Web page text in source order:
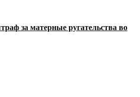
за матерные ругательства во